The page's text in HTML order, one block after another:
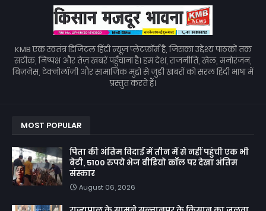
KMB एक स्वतंत्र डिजिटल हिंदी न्यूज़ प्लेटफ़ॉर्म है, जिसका उद्देश्य पाठकों तक
सटीक, निष्पक्ष और तेज़ खबरें पहुँचाना है। हम देश, राजनीति, खेल, मनोरंजन,
बिज़नेस, टेक्नोलॉजी और सामाजिक मुद्दों से जुड़ी खबरों को सरल हिंदी भाषा में
प्रस्तुत करते हैं।
MOST POPULAR
पिता की अंतिम विदाई में तीन में से नहीं पहुंची एक भी
बेटी, 5100 रुपये भेज वीडियो कॉल पर देखा अंतिम
संस्कार
August 06, 2026